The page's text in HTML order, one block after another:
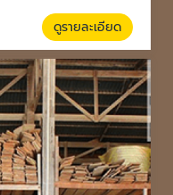
ดูรายละเอียด